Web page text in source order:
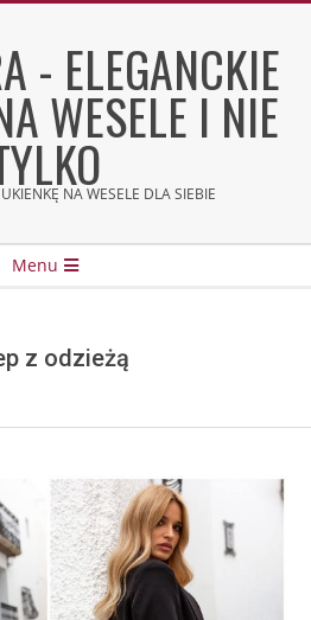
- ELEGANCKIE
WESELE I NIE
NA WESELE DLA SIEBIE
Menu
z odzieżą